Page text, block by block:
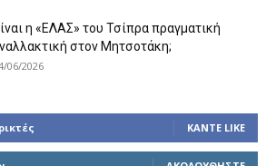
η «ΕΛΑΣ» του Τσίπρα πραγματική
στον Μητσοτάκη;
06/2026
ΚΆΝΤΕ LIKE